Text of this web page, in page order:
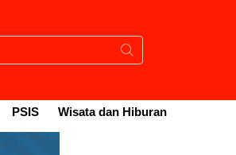
PSIS Wisata dan Hiburan